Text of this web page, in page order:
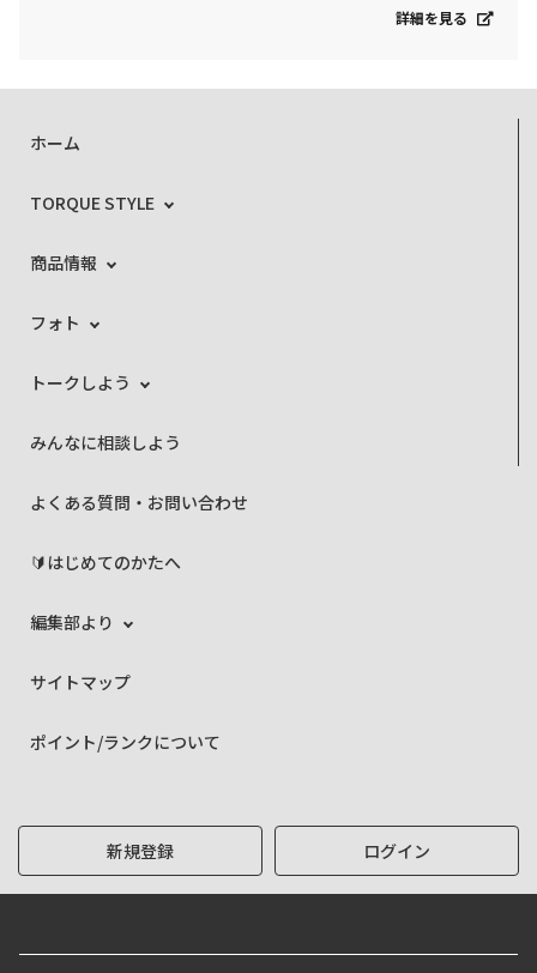
詳細を見る
ホーム
TORQUE STYLE
商品情報
フォト
トークしよう
みんなに相談しよう
よくある質問・お問い合わせ
🔰はじめてのかたへ
編集部より
サイトマップ
ポイント/ランクについて
新規登録 ログイン